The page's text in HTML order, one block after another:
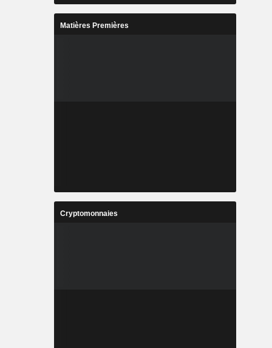
Matières Premières
Cryptomonnaies